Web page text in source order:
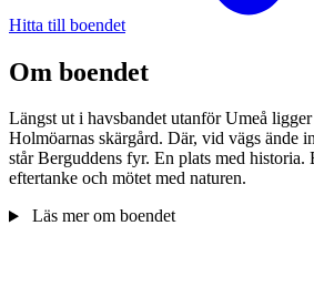
Hitta till boendet
Om boendet
Längst ut i havsbandet utanför Umeå
Holmöarnas skärgård. Där, vid vägs ände
står Berguddens fyr. En plats med historia.
eftertanke och mötet med naturen.
Läs mer om boendet